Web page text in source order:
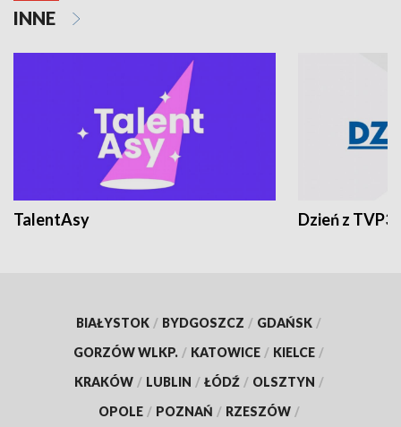
INNE
TalentAsy Dzień z TVP3
BIAŁYSTOK / BYDGOSZCZ / GDAŃSK /
GORZÓW WLKP. / KATOWICE / KIELCE /
KRAKÓW / LUBLIN / ŁÓDŹ / OLSZTYN /
OPOLE / POZNAŃ / RZESZÓW /